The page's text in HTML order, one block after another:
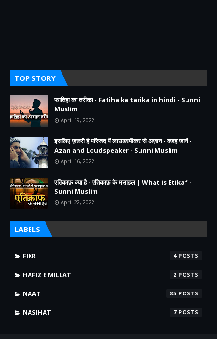
TOP STORY
फातिहा का तरीका - Fatiha ka tarika in hindi - Sunni
Muslim
April 19, 2022
इसलिए ज़रूरी है मस्जिद में लाउडस्पीकर से अज़ान - वजह जानें -
Azan and Loudspeaker - Sunni Muslim
April 16, 2022
एतिकाफ़ क्या है - एतिकाफ़ के मसाइल | What is Etikaf -
Sunni Muslim
April 22, 2022
LABELS
FIKR 4
HAFIZ E MILLAT 2
NAAT 85
NASIHAT 7